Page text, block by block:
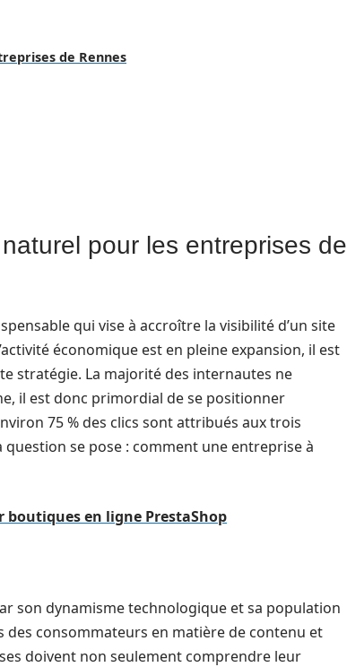
de Rennes
pour les entreprises de
qui vise à accroître la visibilité d’un site
économique est en pleine expansion, il est
stratégie. La majorité des internautes ne
il est donc primordial de se positionner
75 % des clics sont attribués aux trois
se pose : comment une entreprise à
boutiques en ligne PrestaShop
son dynamisme technologique et sa population
des consommateurs en matière de contenu et
doivent non seulement comprendre leur